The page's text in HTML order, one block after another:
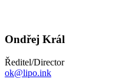
Ondřej Král
Ředitel/Director
ok@lipo.ink